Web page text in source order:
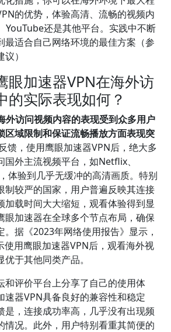
的优势，体验高清、流畅的视频内
YouTube还是其他平台。实践中不断
最适合自己网络环境的最佳方案（参
）
眼加速器VPN在海外访
的实际表现如何？
外访问视频内容的表现受到众多用户
区域限制和保证流畅播放方面表现突
馈，使用鹰眼加速器VPN后，绝大多
外主流视频平台，如Netflix、
体验到几乎无缓冲的高清画质。特别
制较严的国家，用户普遍反映其连接
加载时间大大缩短，观看体验得到显
眼加速器在全球多个节点布局，确保
据《2023年网络使用报告》显示，
使用鹰眼加速器VPN后，观看海外视
于其他同类产品。
和评价平台上分享了自己的使用体
速器VPN具备良好的兼容性和稳定
是，连接成功率高，几乎没有出现频
情况。此外，用户特别看重其简便的